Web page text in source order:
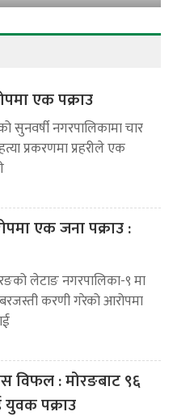
एक पक्राउ
सुनवर्षी नगरपालिकामा चार
प्रकरणमा प्रहरीले एक
एक जना पक्राउ :
लेटाङ नगरपालिका-९ मा
करणी गरेको आरोपमा
विफल : मोरङबाट ९६
युवक पक्राउ